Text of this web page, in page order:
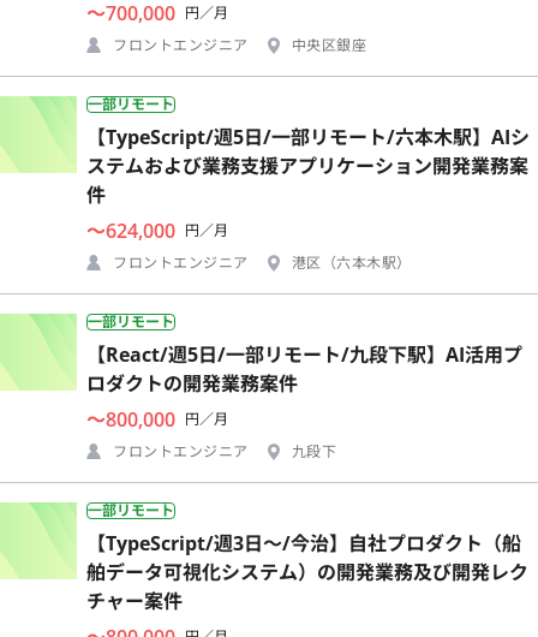
〜700,000 円／月
フロントエンジニア
中央区銀座
一部リモート
【TypeScript/週5日/一部リモート/六本木駅】AIシ
ステムおよび業務支援アプリケーション開発業務案
件
〜624,000 円／月
フロントエンジニア
港区（六本木駅）
一部リモート
【React/週5日/一部リモート/九段下駅】AI活用プ
ロダクトの開発業務案件
〜800,000 円／月
フロントエンジニア
九段下
一部リモート
【TypeScript/週3日〜/今治】自社プロダクト（船
舶データ可視化システム）の開発業務及び開発レク
チャー案件